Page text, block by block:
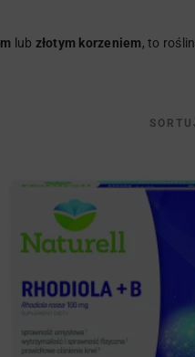
lub złotym korzeniem, to